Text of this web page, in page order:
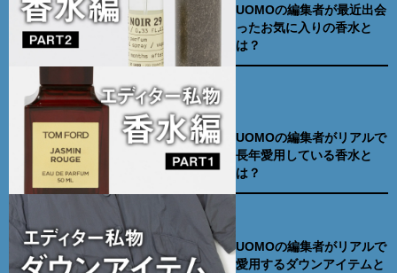
UOMOの編集者が最近出会
ったお気に入りの香水と
は？
UOMOの編集者がリアルで
長年愛用している香水と
は？
UOMOの編集者がリアルで
愛用するダウンアイテムと